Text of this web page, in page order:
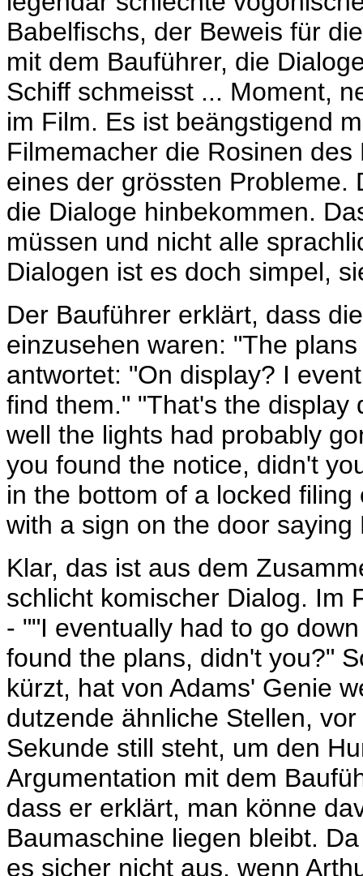
Babelfischs, der Beweis für
mit dem Bauführer, die
Schiff schmeisst ... Moment,
im Film. Es ist beängstigend
Filmemacher die Rosinen
eines der grössten Probleme.
die Dialoge hinbekommen.
müssen und nicht alle
Dialogen ist es doch simpel,
Der Bauführer erklärt, dass
einzusehen waren: "The
antwortet: "On display? I
find them." "That's the display
well the lights had probably
you found the notice, didn't
in the bottom of a locked
with a sign on the door
Klar, das ist aus dem
schlicht komischer Dialog. Im
- ""I eventually had to go
found the plans, didn't you?"
kürzt, hat von Adams' Genie
dutzende ähnliche Stellen,
Sekunde still steht, um den
Argumentation mit dem
dass er erklärt, man könne
Baumaschine liegen bleibt.
es sicher nicht aus, wenn